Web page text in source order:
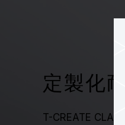
定製化
T-CREATE